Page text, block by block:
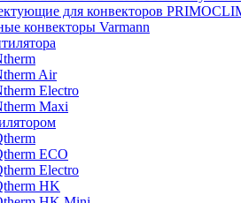
для конвекторов
конвекторы Varmann
Air
Electro
Maxi
ECO
Electro
HK